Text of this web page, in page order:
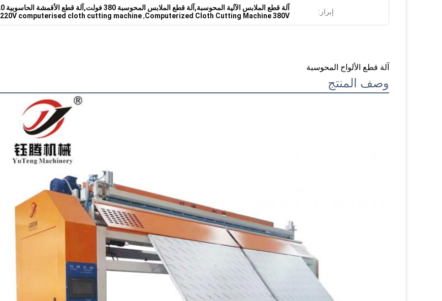
إبراز: آلة قطع الملابس الآلية المحوسبة,آلة قطع الملابس المحوسبة 380 فولت,آلة قطع الأقمشة الحاسوبية 220 فولت
Computerized Cloth Cutting Machine 380V
,
220V computerised cloth cutting machine
آلة قطع الألواح المحوسبة
وصف المنتج